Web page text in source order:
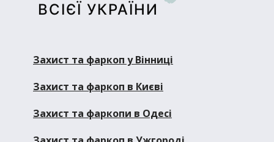
ВСІЄЇ УКРАЇНИ
Захист та фаркоп у Вінниці
Захист та фаркоп в Києві
Захист та фаркопи в Одесі